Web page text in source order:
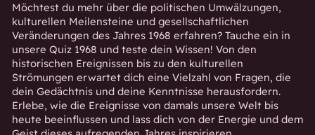
Möchtest du mehr über die politischen Umwälzungen,
kulturellen Meilensteine und gesellschaftlichen
Veränderungen des Jahres 1968 erfahren? Tauche ein in
unsere Quiz 1968 und teste dein Wissen! Von den
historischen Ereignissen bis zu den kulturellen
Strömungen erwartet dich eine Vielzahl von Fragen, die
dein Gedächtnis und deine Kenntnisse herausfordern.
Erlebe, wie die Ereignisse von damals unsere Welt bis
heute beeinflussen und lass dich von der Energie und dem